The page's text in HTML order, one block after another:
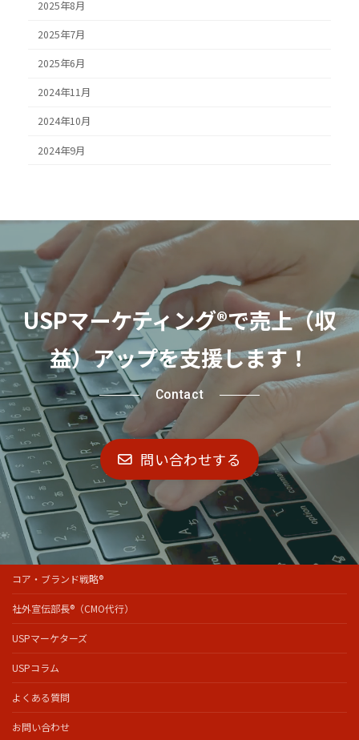
2025年8月
2025年7月
2025年6月
2024年11月
2024年10月
2024年9月
USPマーケティング®で売上（収
益）アップを支援します！
Contact
問い合わせする
コア・ブランド戦略®
社外宣伝部長®（CMO代行）
USPマーケターズ
USPコラム
よくある質問
お問い合わせ